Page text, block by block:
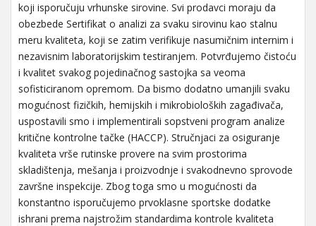
koji isporučuju vrhunske sirovine. Svi prodavci moraju da
obezbede Sertifikat o analizi za svaku sirovinu kao stalnu
meru kvaliteta, koji se zatim verifikuje nasumičnim internim i
nezavisnim laboratorijskim testiranjem. Potvrđujemo čistoću
i kvalitet svakog pojedinačnog sastojka sa veoma
sofisticiranom opremom. Da bismo dodatno umanjili svaku
mogućnost fizičkih, hemijskih i mikrobioloških zagađivača,
uspostavili smo i implementirali sopstveni program analize
kritične kontrolne tačke (HACCP). Stručnjaci za osiguranje
kvaliteta vrše rutinske provere na svim prostorima
skladištenja, mešanja i proizvodnje i svakodnevno sprovode
završne inspekcije. Zbog toga smo u mogućnosti da
konstantno isporučujemo prvoklasne sportske dodatke
ishrani prema najstrožim standardima kontrole kvaliteta